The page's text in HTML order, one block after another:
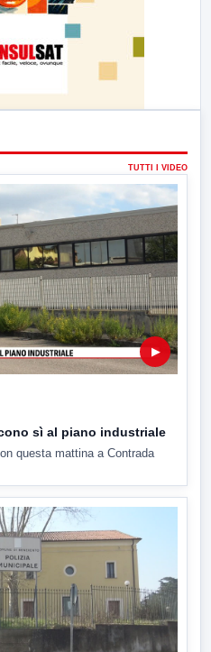
TUTTI I VIDEO
▶
sì al piano industriale
questa mattina a Contrada